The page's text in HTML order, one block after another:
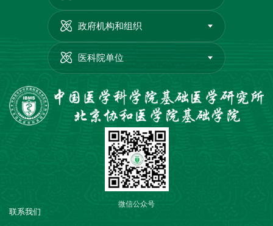
政府机构和组织
医科院单位
联系我们
微信公众号